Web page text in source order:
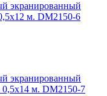
экранированный
м. DM2150-6
экранированный
0,5х14 м. DM2150-7